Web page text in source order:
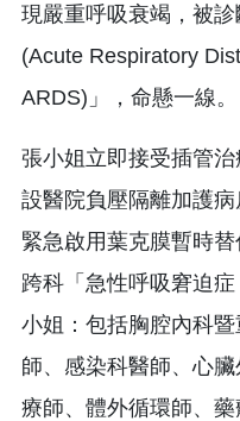
現嚴重呼吸衰竭，被
(Acute Respiratory
ARDS)」，命懸一線。
張小姐立即接受插管
設醫院負壓隔離加護
緊急啟用葉克膜暫時
跨科「急性呼吸窘迫
小姐：包括胸腔內科
師、感染科醫師、心
療師、體外循環師、